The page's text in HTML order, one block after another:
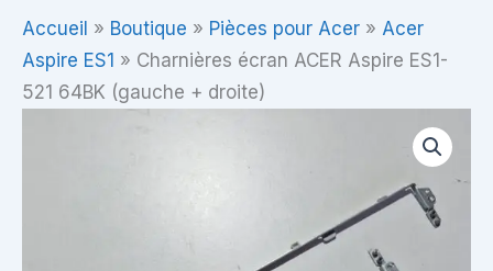
Accueil » Boutique » Pièces pour Acer » Acer
Aspire ES1 » Charnières écran ACER Aspire ES1-
521 64BK (gauche + droite)